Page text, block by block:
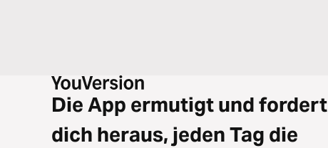
Die App ermutigt und fordert
dich heraus, jeden Tag die